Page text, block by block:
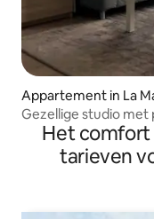
Appartement in La
Gezellige studio met
Lille/treinstations
Het comfort
tarieven